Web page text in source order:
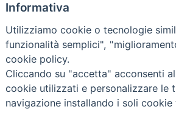
logo-prima-festa-diocesana-catt-
1a-FDCM
azioni
Informativa
Utilizziamo cookie o tecnologie
funzionalità semplici",
cookie policy.
Cliccando su "accetta" acconsenti
cookie utilizzati e personalizzare le
navigazione installando i soli